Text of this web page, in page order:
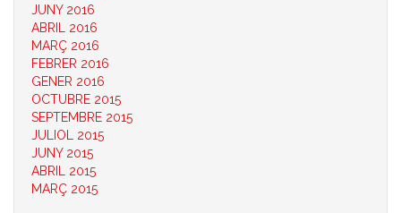
JUNY 2016
ABRIL 2016
MARÇ 2016
FEBRER 2016
GENER 2016
OCTUBRE 2015
SEPTEMBRE 2015
JULIOL 2015
JUNY 2015
ABRIL 2015
MARÇ 2015